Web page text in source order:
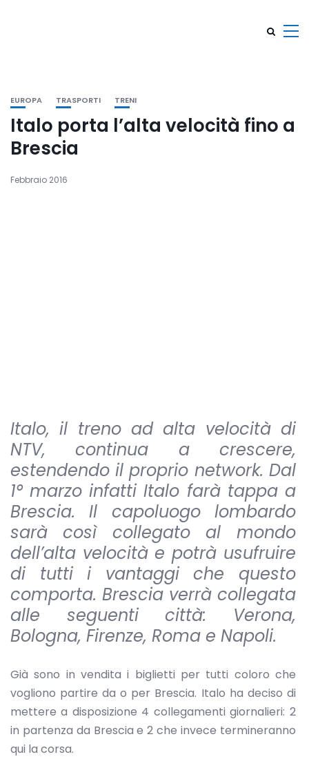
EUROPA TRASPORTI TRENI
Italo porta l’alta velocità fino a
Brescia
Febbraio 2016
Italo, il treno ad alta velocità di
NTV, continua a crescere,
estendendo il proprio network. Dal
1° marzo infatti Italo farà tappa a
Brescia. Il capoluogo lombardo
sarà così collegato al mondo
dell’alta velocità e potrà usufruire
di tutti i vantaggi che questo
comporta. Brescia verrà collegata
alle seguenti città: Verona,
Bologna, Firenze, Roma e Napoli.
Già sono in vendita i biglietti per tutti coloro che
vogliono partire da o per Brescia. Italo ha deciso di
mettere a disposizione 4 collegamenti giornalieri: 2
in partenza da Brescia e 2 che invece termineranno
qui la corsa.